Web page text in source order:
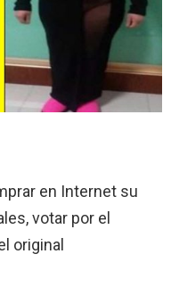
en Internet su
votar por el
original